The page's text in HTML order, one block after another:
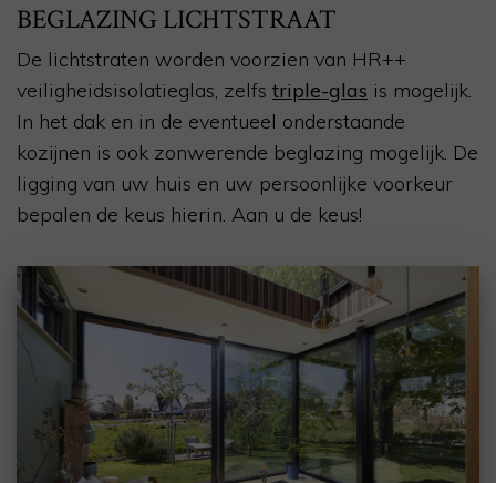
BEGLAZING LICHTSTRAAT
De lichtstraten worden voorzien van HR++
veiligheidsisolatieglas, zelfs triple-glas is mogelijk.
In het dak en in de eventueel onderstaande
kozijnen is ook zonwerende beglazing mogelijk. De
ligging van uw huis en uw persoonlijke voorkeur
bepalen de keus hierin. Aan u de keus!